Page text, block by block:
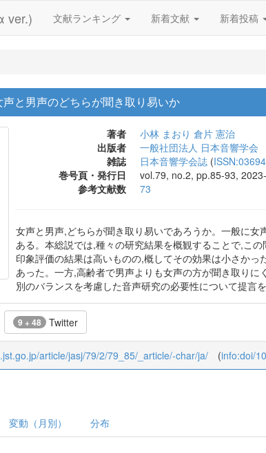
ver.) 文献ランキング 新着文献 新着投稿
声と男声のどちらが聞き取り易いか
著者 小林 まおり 倉片 憲治
出版者
一般社団法人 日本音響学会
雑誌
日本音響学会誌 (
巻号頁・発行日
vol.79, no.2, pp.85-93,
参考文献数
73
女声と男声,どちらが聞き取り易いであろうか。一般に
ある。本総説では,種々の研究結果を概観することで,こ
印象評価の結果は高いものの,概してその効果は小さか
あった。一方,高齢者で男声よりも女声の方が聞き取り
別のバランスを考慮した音声研究の必要性について提言を
9 + 48 Twitter
article/jasj/79/2/79_85/_article/-char/ja/ (info:doi/
変動（月別） 分布